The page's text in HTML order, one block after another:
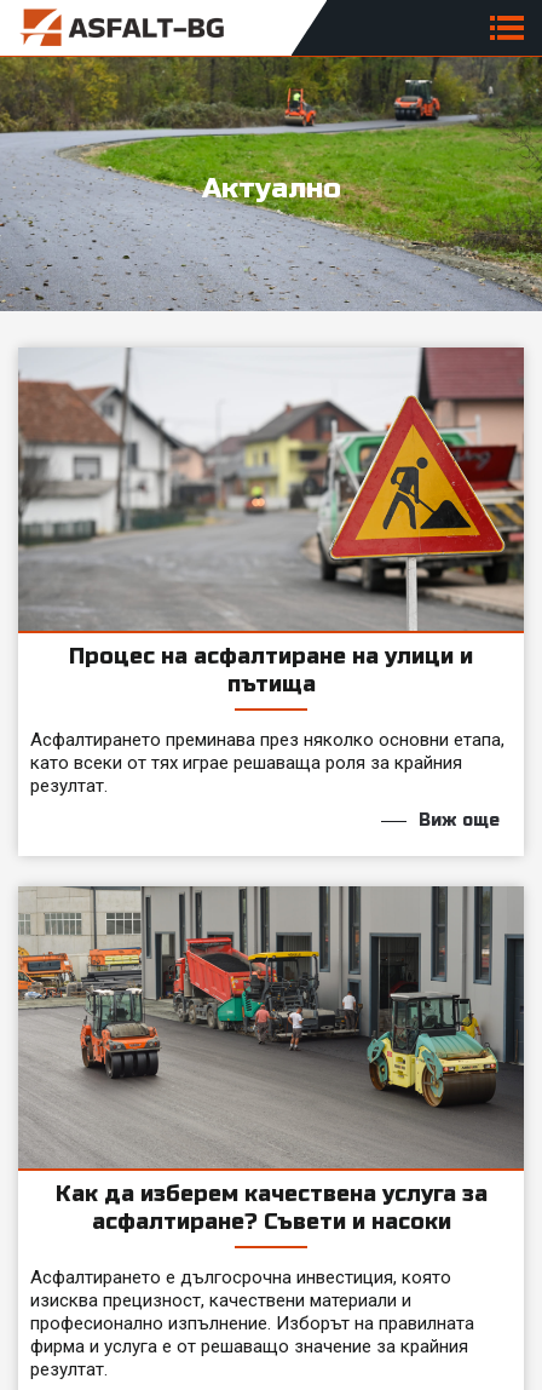
Актуално
Процес на асфалтиране на улици и
пътища
Асфалтирането преминава през няколко основни етапа,
като всеки от тях играе решаваща роля за крайния
резултат.
Виж още
Как да изберем качествена услуга за
асфалтиране? Съвети и насоки
Асфалтирането е дългосрочна инвестиция, която
изисква прецизност, качествени материали и
професионално изпълнение. Изборът на правилната
фирма и услуга е от решаващо значение за крайния
резултат.